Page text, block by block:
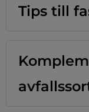
Tips till